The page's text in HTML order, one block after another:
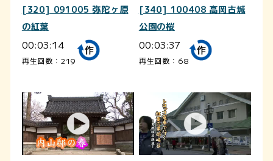
[320] 091005 弥陀ヶ原
の紅葉
00:03:14
再生回数：219
[340] 100408 高岡古城
公園の桜
00:03:37
再生回数：68